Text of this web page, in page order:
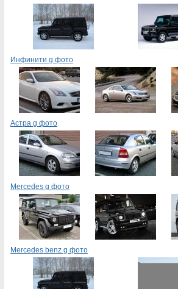
Инфинити g фото
Астра g фото
Mercedes g фото
Mercedes benz g фото